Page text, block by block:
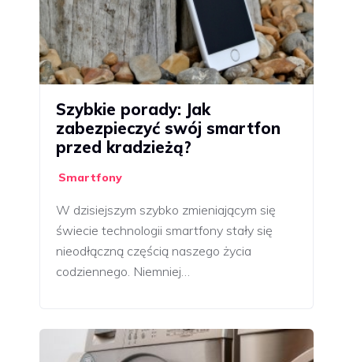
Szybkie porady: Jak
zabezpieczyć swój smartfon
przed kradzieżą?
Smartfony
W dzisiejszym szybko zmieniającym się
świecie technologii smartfony stały się
nieodłączną częścią naszego życia
codziennego. Niemniej…